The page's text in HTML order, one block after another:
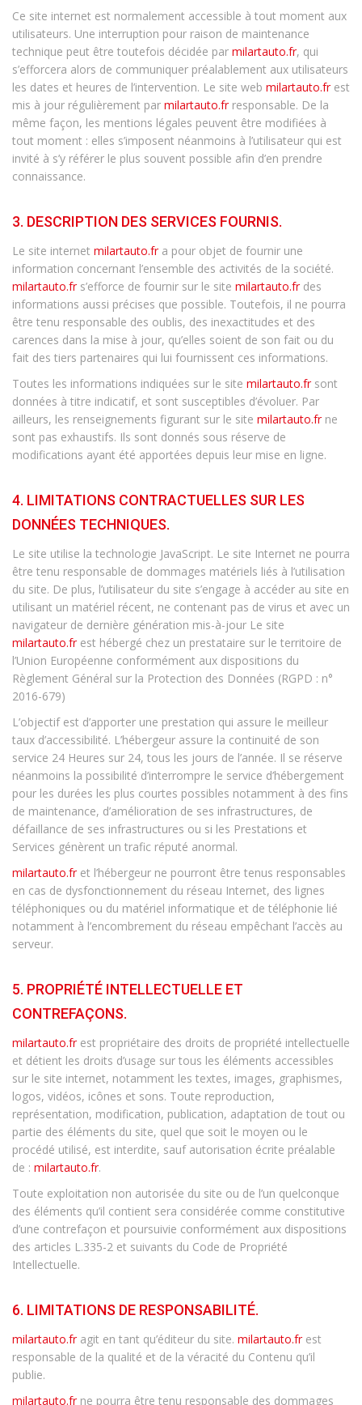
Ce site internet est normalement accessible à tout moment aux
utilisateurs. Une interruption pour raison de maintenance
technique peut être toutefois décidée par milartauto.fr, qui
s’efforcera alors de communiquer préalablement aux utilisateurs
les dates et heures de l’intervention. Le site web milartauto.frest
mis à jour régulièrement par milartauto.frresponsable. De la
même façon, les mentions légales peuvent être modifiées à
tout moment : elles s’imposent néanmoins à l’utilisateur qui est
invité à s’y référer le plus souvent possible afin d’en prendre
connaissance.
3. DESCRIPTION DES SERVICES FOURNIS.
Le site internet milartauto.fra pour objet de fournir une
information concernant l’ensemble des activités de la société.
milartauto.frs’efforce de fournir sur le site milartauto.frdes
informations aussi précises que possible. Toutefois, il ne pourra
être tenu responsable des oublis, des inexactitudes et des
carences dans la mise à jour, qu’elles soient de son fait ou du
fait des tiers partenaires qui lui fournissent ces informations.
Toutes les informations indiquées sur le site milartauto.frsont
données à titre indicatif, et sont susceptibles d’évoluer. Par
ailleurs, les renseignements figurant sur le site milartauto.frne
sont pas exhaustifs. Ils sont donnés sous réserve de
modifications ayant été apportées depuis leur mise en ligne.
4. LIMITATIONS CONTRACTUELLES SUR LES
DONNÉES TECHNIQUES.
Le site utilise la technologie JavaScript. Le site Internet ne pourra
être tenu responsable de dommages matériels liés à l’utilisation
du site. De plus, l’utilisateur du site s’engage à accéder au site en
utilisant un matériel récent, ne contenant pas de virus et avec un
navigateur de dernière génération mis-à-jour Le site
milartauto.frest hébergé chez un prestataire sur le territoire de
l’Union Européenne conformément aux dispositions du
Règlement Général sur la Protection des Données (RGPD : n°
2016-679)
L’objectif est d’apporter une prestation qui assure le meilleur
taux d’accessibilité. L’hébergeur assure la continuité de son
service 24 Heures sur 24, tous les jours de l’année. Il se réserve
néanmoins la possibilité d’interrompre le service d’hébergement
pour les durées les plus courtes possibles notamment à des fins
de maintenance, d’amélioration de ses infrastructures, de
défaillance de ses infrastructures ou si les Prestations et
Services génèrent un trafic réputé anormal.
milartauto.fret l’hébergeur ne pourront être tenus responsables
en cas de dysfonctionnement du réseau Internet, des lignes
téléphoniques ou du matériel informatique et de téléphonie lié
notamment à l’encombrement du réseau empêchant l’accès au
serveur.
5. PROPRIÉTÉ INTELLECTUELLE ET
CONTREFAÇONS.
milartauto.frest propriétaire des droits de propriété intellectuelle
et détient les droits d’usage sur tous les éléments accessibles
sur le site internet, notamment les textes, images, graphismes,
logos, vidéos, icônes et sons. Toute reproduction,
représentation, modification, publication, adaptation de tout ou
partie des éléments du site, quel que soit le moyen ou le
procédé utilisé, est interdite, sauf autorisation écrite préalable
de : milartauto.fr.
Toute exploitation non autorisée du site ou de l’un quelconque
des éléments qu’il contient sera considérée comme constitutive
d’une contrefaçon et poursuivie conformément aux dispositions
des articles L.335-2 et suivants du Code de Propriété
Intellectuelle.
6. LIMITATIONS DE RESPONSABILITÉ.
milartauto.fragit en tant qu’éditeur du site. milartauto.frest
responsable de la qualité et de la véracité du Contenu qu’il
publie.
milartauto.frne pourra être tenu responsable des dommages